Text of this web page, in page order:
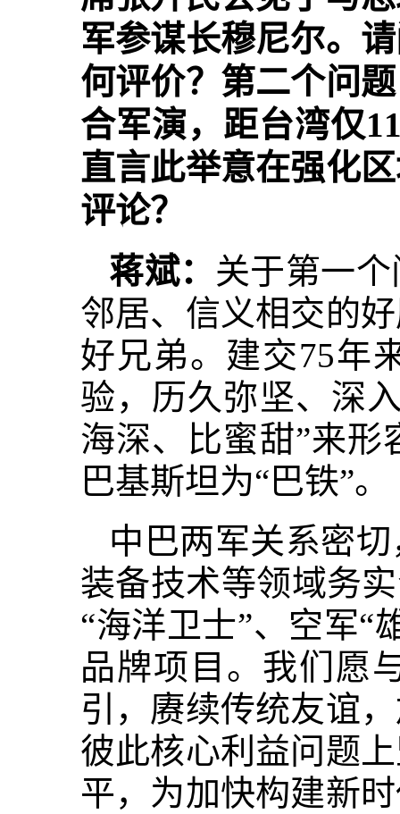
军参谋长穆尼尔。
何评价？第二个问
合军演，距台湾仅
直言此举意在强化
评论？
蒋斌： 关于第一
邻居、信义相交的
好兄弟。建交75年
验，历久弥坚、深
海深、比蜜甜”来
巴基斯坦为“巴铁”。
中巴两军关系密
装备技术等领域务
“海洋卫士”、空军“
品牌项目。我们愿
引，赓续传统友谊
彼此核心利益问题
平，为加快构建新